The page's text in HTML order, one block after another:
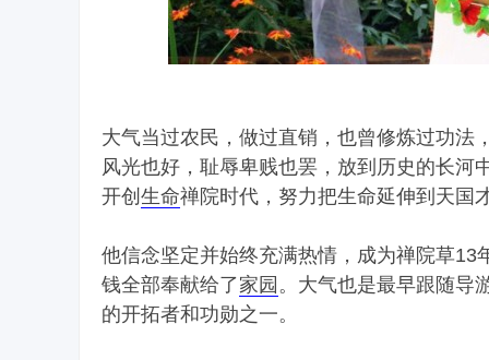
大气当过农民，做过直销，也曾修炼过功法
风光也好，耻辱卑贱也罢，放到历史的长河
开创 生命禅院时代，努力把生命延伸到天国
他信念坚定并始终充满热情，成为禅院草
钱全部奉献给了家园 。大气也是最早跟随导
的开拓者和功勋之一。